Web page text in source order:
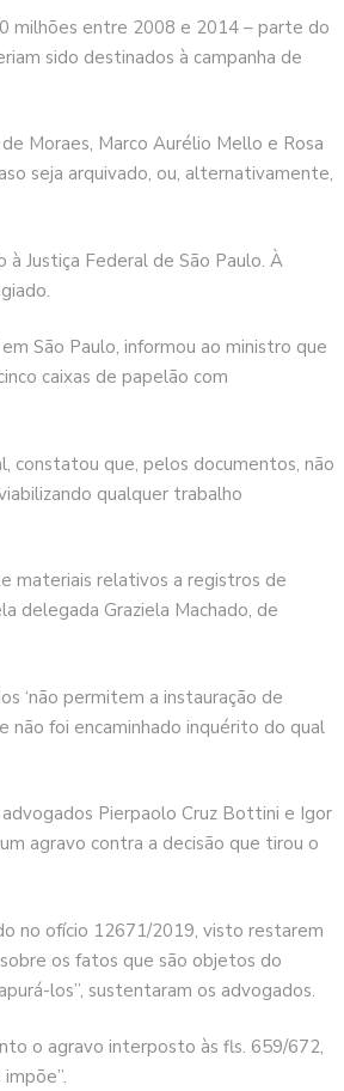
milhões entre 2008 e 2014 – parte do
sido destinados à campanha de
Moraes, Marco Aurélio Mello e Rosa
seja arquivado, ou, alternativamente,
Justiça Federal de São Paulo. À
São Paulo, informou ao ministro que
caixas de papelão com
constatou que, pelos documentos, não
qualquer trabalho
materiais relativos a registros de
delegada Graziela Machado, de
‘não permitem a instauração de
não foi encaminhado inquérito do qual
Pierpaolo Cruz Bottini e Igor
agravo contra a decisão que tirou o
no ofício 12671/2019, visto restarem
os fatos que são objetos do
los”, sustentaram os advogados.
o agravo interposto às fls. 659/672,